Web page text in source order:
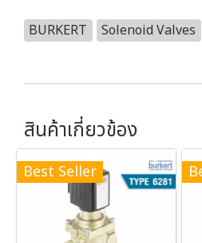
BURKERT Solenoid Valves
สินค้าเกี่ยวข้อง
Best Seller